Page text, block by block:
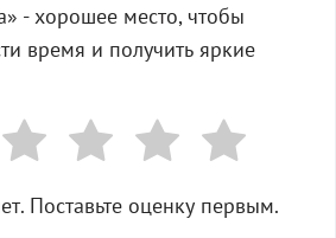
- хорошее место, чтобы
время и получить яркие
Поставьте оценку первым.